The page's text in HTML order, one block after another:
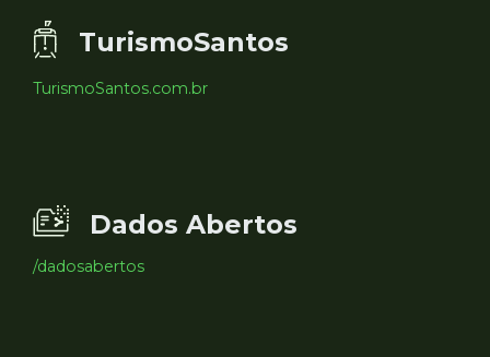
TurismoSantos
TurismoSantos.com.br
Dados Abertos
/dadosabertos